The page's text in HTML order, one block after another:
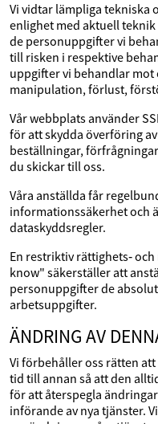
Vi vidtar lämpliga tekniska
enlighet med aktuell
de personuppgifter vi
till risken i respektive
uppgifter vi behandlar
manipulation, förlust,
Vår webbplats använder
för att skydda överföring
beställningar,
du skickar till oss.
Våra anställda får
informationssäkerhet och
dataskyddsregler.
En restriktiv rättighets‑
know" säkerställer att
personuppgifter de
arbetsuppgifter.
ÄNDRING AV
Vi förbehåller oss rätten
tid till annan så att den
för att återspegla
införande av nya tjänster.